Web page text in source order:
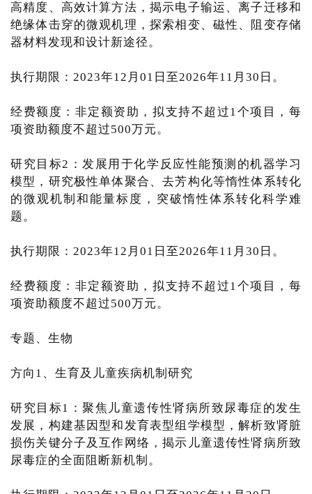
高精度、高效计算方法，揭示电子输运、离子迁移和
绝缘体击穿的微观机理，探索相变、磁性、阻变存储
器材料发现和设计新途径。
执行期限：2023年12月01日至2026年11月30日。
经费额度：非定额资助，拟支持不超过1个项目，每
项资助额度不超过500万元。
研究目标2：发展用于化学反应性能预测的机器学习
模型，研究极性单体聚合、去芳构化等惰性体系转化
的微观机制和能量标度，突破惰性体系转化科学难
题。
执行期限：2023年12月01日至2026年11月30日。
经费额度：非定额资助，拟支持不超过1个项目，每
项资助额度不超过500万元。
专题、生物
方向1、生育及儿童疾病机制研究
研究目标1：聚焦儿童遗传性肾病所致尿毒症的发生
发展，构建基因型和发育表型组学模型，解析致肾脏
损伤关键分子及互作网络，揭示儿童遗传性肾病所致
尿毒症的全面阻断新机制。